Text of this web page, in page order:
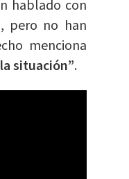
hablado con
pero no han
menciona
situación”.